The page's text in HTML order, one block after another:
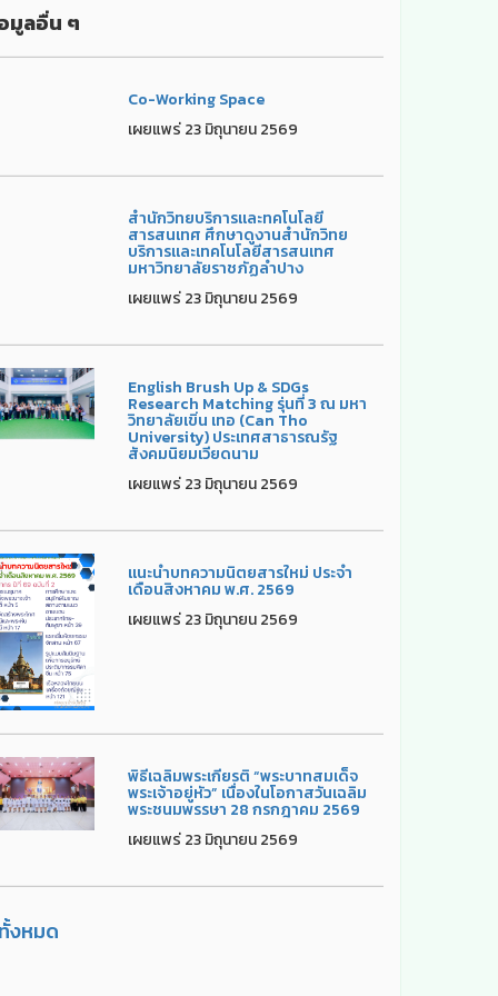
มูลอื่น ๆ
Co-Working Space
เผยแพร่ 23 มิถุนายน 2569
สำนักวิทยบริการและทคโนโลยี
สารสนเทศ ศึกษาดูงานสำนักวิทย
บริการและเทคโนโลยีสารสนเทศ
มหาวิทยาลัยราชภัฏลำปาง
เผยแพร่ 23 มิถุนายน 2569
English Brush Up & SDGs
Research Matching รุ่นที่ 3 ณ มหา
วิทยาลัยเขิ่น เทอ (Can Tho
University) ประเทศสาธารณรัฐ
สังคมนิยมเวียดนาม
เผยแพร่ 23 มิถุนายน 2569
แนะนำบทความนิตยสารใหม่ ประจำ
เดือนสิงหาคม พ.ศ. 2569
เผยแพร่ 23 มิถุนายน 2569
พิธีเฉลิมพระเกียรติ “พระบาทสมเด็จ
พระเจ้าอยู่หัว” เนื่องในโอกาสวันเฉลิม
พระชนมพรรษา 28 กรกฎาคม 2569
เผยแพร่ 23 มิถุนายน 2569
งหมด